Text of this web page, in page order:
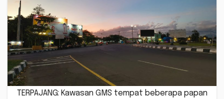
TERPAJANG: Kawasan GMS tempat beberapa papan